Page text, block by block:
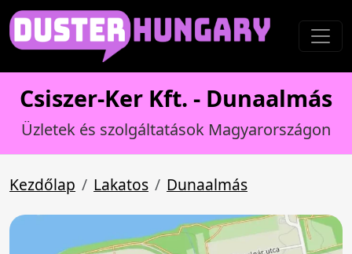
Csiszer-Ker Kft. - Dunaalmás
Üzletek és szolgáltatások Magyarországon
Kezdőlap Lakatos Dunaalmás